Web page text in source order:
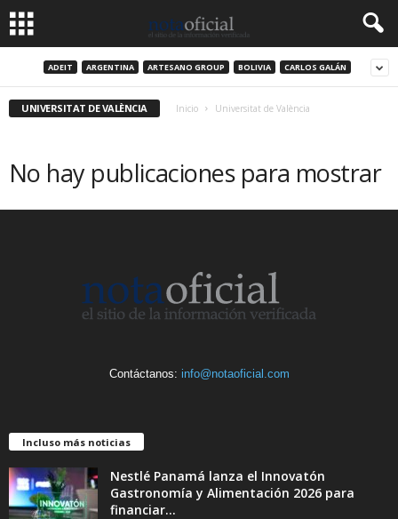
ADEIT ARGENTINA ARTESANO GROUP BOLIVIA CARLOS GALÁN
UNIVERSITAT DE VALÈNCIA Inicio Universitat de València
No hay publicaciones para mostrar
Contáctanos: info@notaoficial.com
Incluso más noticias
Nestlé Panamá lanza el Innovatón
Gastronomía y Alimentación 2026 para
financiar...